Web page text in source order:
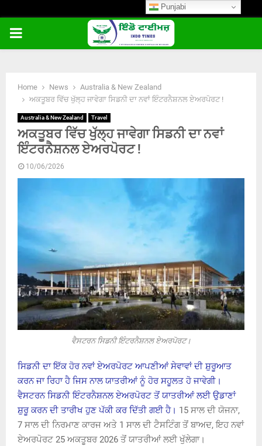
PRIMARY
Home News
Australia & New Zealand
ਅਕਤੂਬਰ ਵਿੱਚ ਖੁੱਲ੍ਹ ਜਾਵੇਗਾ ਸਿਡਨੀ ਦਾ ਨਵਾਂ ਇੰਟਰਨੈਸ਼ਨਲ ਏਅਰਪੋਰਟ !
Australia & New Zealand Travel
ਅਕਤੂਬਰ ਵਿੱਚ ਖੁੱਲ੍ਹ ਜਾਵੇਗਾ ਸਿਡਨੀ ਦਾ ਨਵਾਂ
ਇੰਟਰਨੈਸ਼ਨਲ ਏਅਰਪੋਰਟ !
10/06/2026
ਵੈਸਟਰਨ ਸਿਡਨੀ ਇੰਟਰਨੈਸ਼ਨਲ ਏਅਰਪੋਰਟ।
ਸਿਡਨੀ ਦਾ ਇੱਕ ਹੋਰ ਨਵਾਂ ਏਅਰਪੋਰਟ ਆਪਣੀਆਂ ਸੇਵਾਵਾਂ ਦੀ ਸ਼ੁਰੂਆਤ
ਕਰਨ ਜਾ ਰਿਹਾ ਹੈ ਜਿਸ ਨਾਲ ਯਾਤਰੀਆਂ ਨੂੰ ਹੋਰ ਸਹੂਲਤ ਹੋ ਜਾਵੇਗੀ।
ਵੈਸਟਰਨ ਸਿਡਨੀ ਇੰਟਰਨੈਸ਼ਨਲ ਏਅਰਪੋਰਟ ਤੋਂ ਯਾਤਰੀਆਂ ਲਈ ਉਡਾਣਾਂ
ਸ਼ੁਰੂ ਕਰਨ ਦੀ ਤਾਰੀਖ ਹੁਣ ਪੱਕੀ ਕਰ ਦਿੱਤੀ ਗਈ ਹੈ। 15 ਸਾਲ ਦੀ ਯੋਜਨਾ,
7 ਸਾਲ ਦੀ ਨਿਰਮਾਣ ਕਾਰਜ ਅਤੇ 1 ਸਾਲ ਦੀ ਟੈਸਟਿੰਗ ਤੋਂ ਬਾਅਦ, ਇਹ ਨਵਾਂ
ਏਅਰਪੋਰਟ 25 ਅਕਤੂਬਰ 2026 ਤੋਂ ਯਾਤਰੀਆਂ ਲਈ ਖੁੱਲੇਗਾ।
Punjabi